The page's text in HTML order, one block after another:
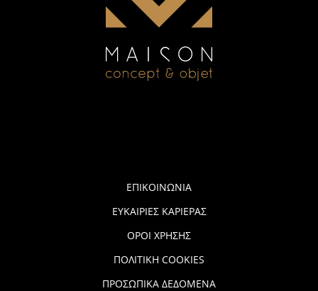
ΕΠΙΚΟΙΝΩΝΙΑ
ΕΥΚΑΙΡΙΕΣ ΚΑΡΙΕΡΑΣ
ΟΡΟΙ ΧΡΗΣΗΣ
ΠΟΛΙΤΙΚΗ COOKIES
ΠΡΟΣΩΠΙΚΑ ΔΕΔΟΜΕΝΑ